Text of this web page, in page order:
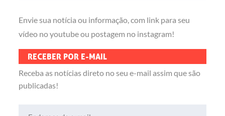
Envie sua notícia ou informação, com link para seu
vídeo no youtube ou postagem no instagram!
RECEBER POR E-MAIL
Receba as notícias direto no seu e-mail assim que são
publicadas!